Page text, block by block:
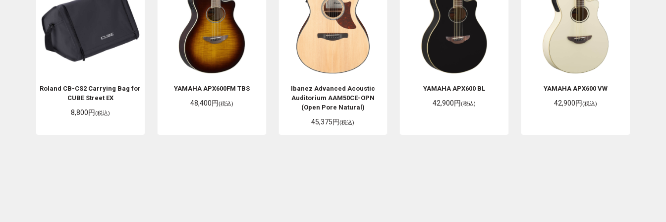
Roland CB-CS2 Carrying Bag for
CUBE Street EX
8,800円(税込)
YAMAHA APX600FM TBS
48,400円(税込)
Ibanez Advanced Acoustic
Auditorium AAM50CE-OPN
(Open Pore Natural)
45,375円(税込)
YAMAHA APX600 BL
42,900円(税込)
YAMAHA APX600 VW
42,900円(税込)